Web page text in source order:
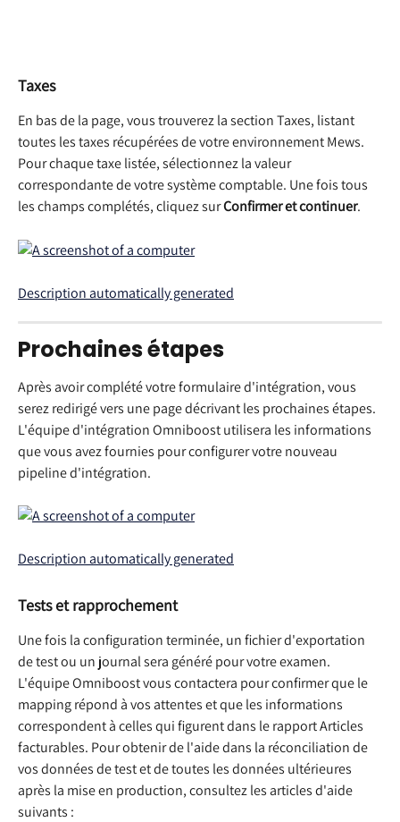
Taxes
En bas de la page, vous trouverez la section Taxes, listant
toutes les taxes récupérées de votre environnement Mews.
Pour chaque taxe listée, sélectionnez la valeur
correspondante de votre système comptable. Une fois tous
les champs complétés, cliquez sur Confirmer et continuer.
Prochaines étapes
Après avoir complété votre formulaire d'intégration, vous
serez redirigé vers une page décrivant les prochaines étapes.
L'équipe d'intégration Omniboost utilisera les informations
que vous avez fournies pour configurer votre nouveau
pipeline d'intégration.
Tests et rapprochement
Une fois la configuration terminée, un fichier d'exportation
de test ou un journal sera généré pour votre examen.
L'équipe Omniboost vous contactera pour confirmer que le
mapping répond à vos attentes et que les informations
correspondent à celles qui figurent dans le rapport Articles
facturables. Pour obtenir de l'aide dans la réconciliation de
vos données de test et de toutes les données ultérieures
après la mise en production, consultez les articles d'aide
suivants :